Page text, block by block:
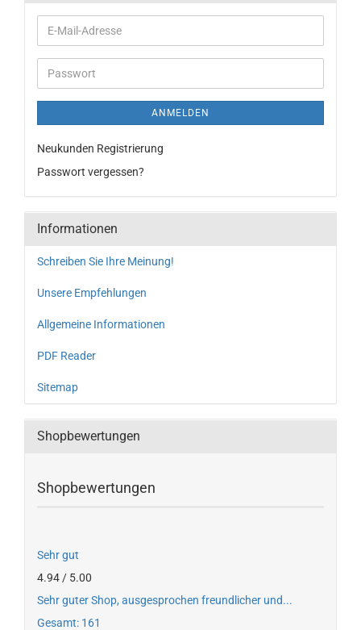
ANMELDEN
Neukunden Registrierung
Passwort vergessen?
Informationen
Schreiben Sie Ihre Meinung!
Unsere Empfehlungen
Allgemeine Informationen
PDF Reader
Sitemap
Shopbewertungen
Shopbewertungen
Sehr gut
4.94 / 5.00
Sehr guter Shop, ausgesprochen freundlicher und...
Gesamt: 161